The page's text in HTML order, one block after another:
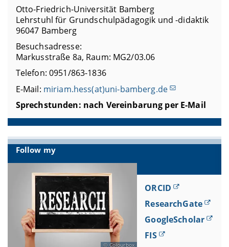
Otto-Friedrich-Universität Bamberg
Lehrstuhl für Grundschulpädagogik und -didaktik
96047 Bamberg
Besuchsadresse:
Markusstraße 8a, Raum: MG2/03.06
Telefon: 0951/863-1836
E-Mail: miriam.hess(at)uni-bamberg.de
Sprechstunden: nach Vereinbarung per E-Mail
Follow my
Colourbox
ORCID
ResearchGate
GoogleScholar
FIS